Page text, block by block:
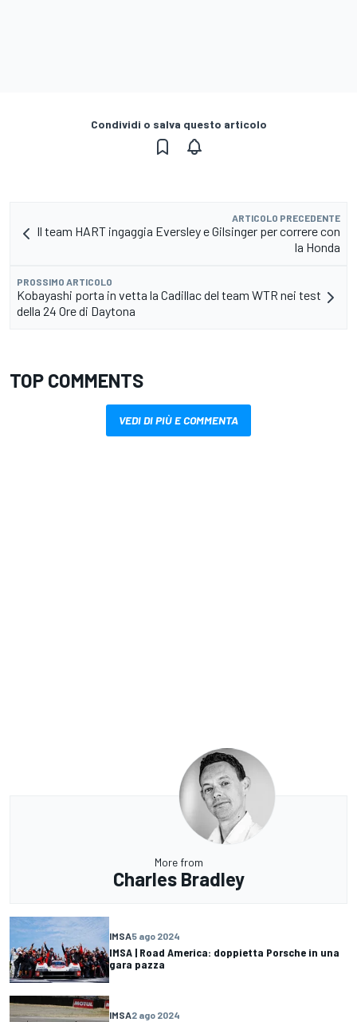
Condividi o salva questo articolo
ARTICOLO PRECEDENTE
Il team HART ingaggia Eversley e Gilsinger per correre con
la Honda
PROSSIMO ARTICOLO
Kobayashi porta in vetta la Cadillac del team WTR nei test
della 24 Ore di Daytona
TOP COMMENTS
VEDI DI PIÙ E COMMENTA
More from
Charles Bradley
IMSA5 ago 2024
IMSA | Road America: doppietta Porsche in una
gara pazza
IMSA2 ago 2024